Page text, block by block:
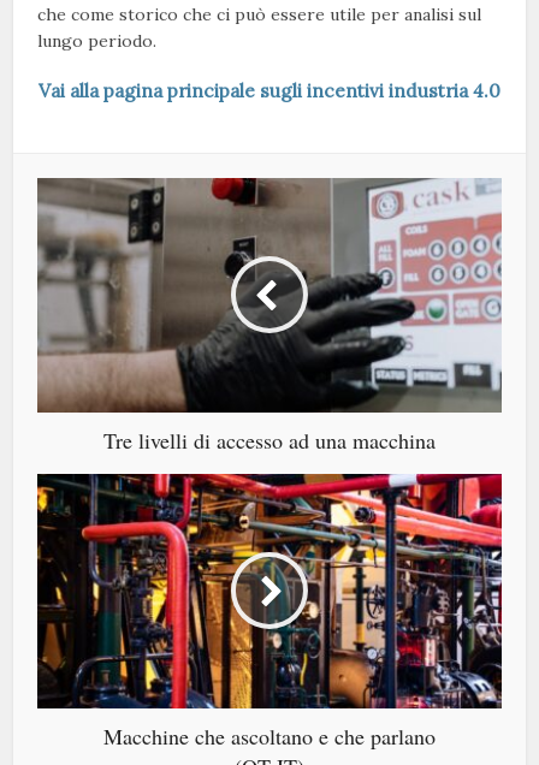
che come storico che ci può essere utile per analisi sul
lungo periodo.
Vai alla pagina principale sugli incentivi industria 4.0
Tre livelli di accesso ad una macchina
Macchine che ascoltano e che parlano